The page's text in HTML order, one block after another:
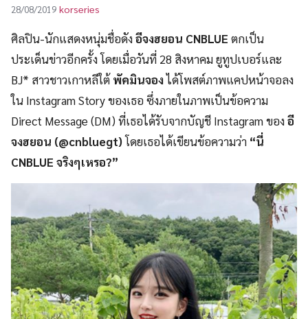
28/08/2019 korseries
ศิลปิน-นักแสดงหนุ่มชื่อดังอีจงฮยอน CNBLUE ตกเป็น
ประเด็นข่าวอีกครั้ง โดยเมื่อวันที่ 28 สิงหาคม ยูทูปเบอร์และ
BJ* สาวชาวเกาหลีใต้ พัคมินจองได้โพสต์ภาพแคปหน้าจอลง
ใน Instagram Story ของเธอ ซึ่งภายในภาพเป็นข้อความ
Direct Message (DM) ที่เธอได้รับจากบัญชี Instagram ของอี
จงฮยอน (@cnbluegt)โดยเธอได้เขียนข้อความว่า “นี่
CNBLUE จริงๆเหรอ?”